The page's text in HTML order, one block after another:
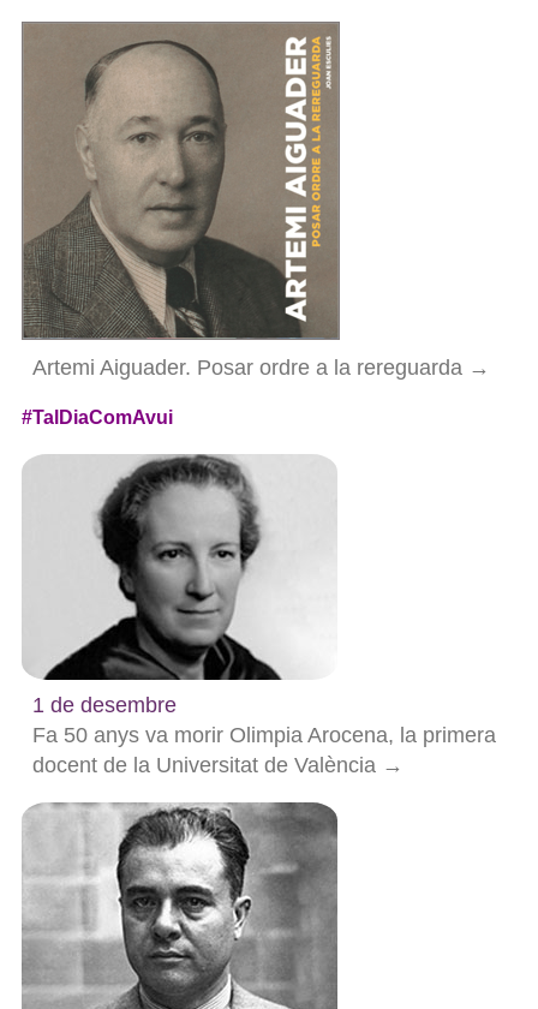
Artemi Aiguader. Posar ordre a la rereguarda →
#TalDiaComAvui
1 de desembre
Fa 50 anys va morir Olimpia Arocena, la primera
docent de la Universitat de València →